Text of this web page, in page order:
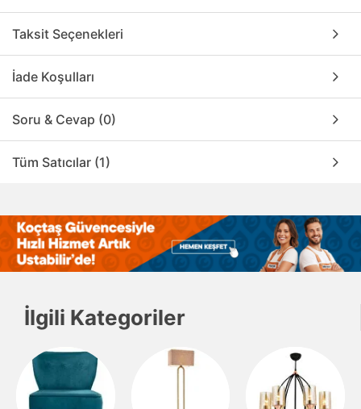
Taksit Seçenekleri
İade Koşulları
Soru & Cevap (0)
Tüm Satıcılar (1)
İlgili Kategoriler